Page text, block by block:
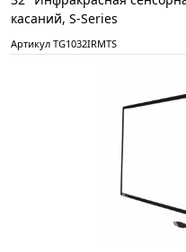
касаний, S-Series
Артикул TG1032IRMTS